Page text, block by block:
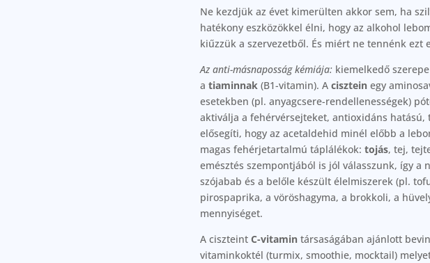
Ne kezdjük az évet kimerülten akkor sem, ha
hatékony eszközökkel élni, hogy az alkohol
kiűzzük a szervezetből. És miért ne tennénk ezt
Az anti-másnaposság kémiája: kiemelkedő
a tiaminnak (B1-vitamin). A cisztein egy
esetekben (pl. anyagcsere-rendellenességek)
aktiválja a fehérvérsejteket, antioxidáns
elősegíti, hogy az acetaldehid minél előbb a
magas fehérjetartalmú táplálékok: tojás, tej,
emésztés szempontjából is jól válasszunk, így a
szójabab és a belőle készült élelmiszerek (pl.
pirospaprika, a vöröshagyma, a brokkoli, a
mennyiséget.
A ciszteint C-vitamin társaságában ajánlott
vitaminkoktél (turmix, smoothie, mocktail)